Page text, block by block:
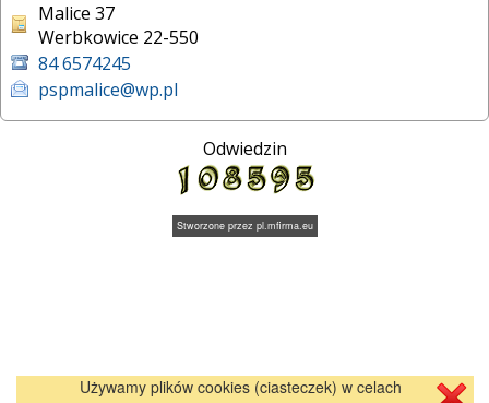
Malice 37
Werbkowice 22-550
84 6574245
pspmalice@wp.pl
Odwiedzin
Stworzone przez pl.mfirma.eu
Używamy plików cookies (ciasteczek) w celach